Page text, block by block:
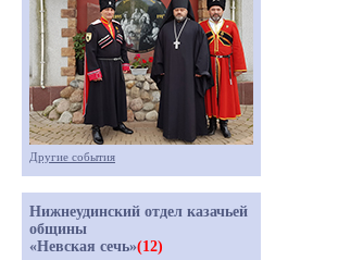
Другие события
Нижнеудинский отдел казачьей
общины
«Невская сечь»(12)